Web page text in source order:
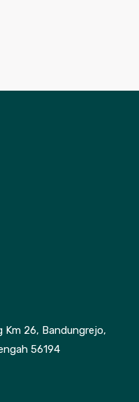
Km 26, Bandungrejo,
56194